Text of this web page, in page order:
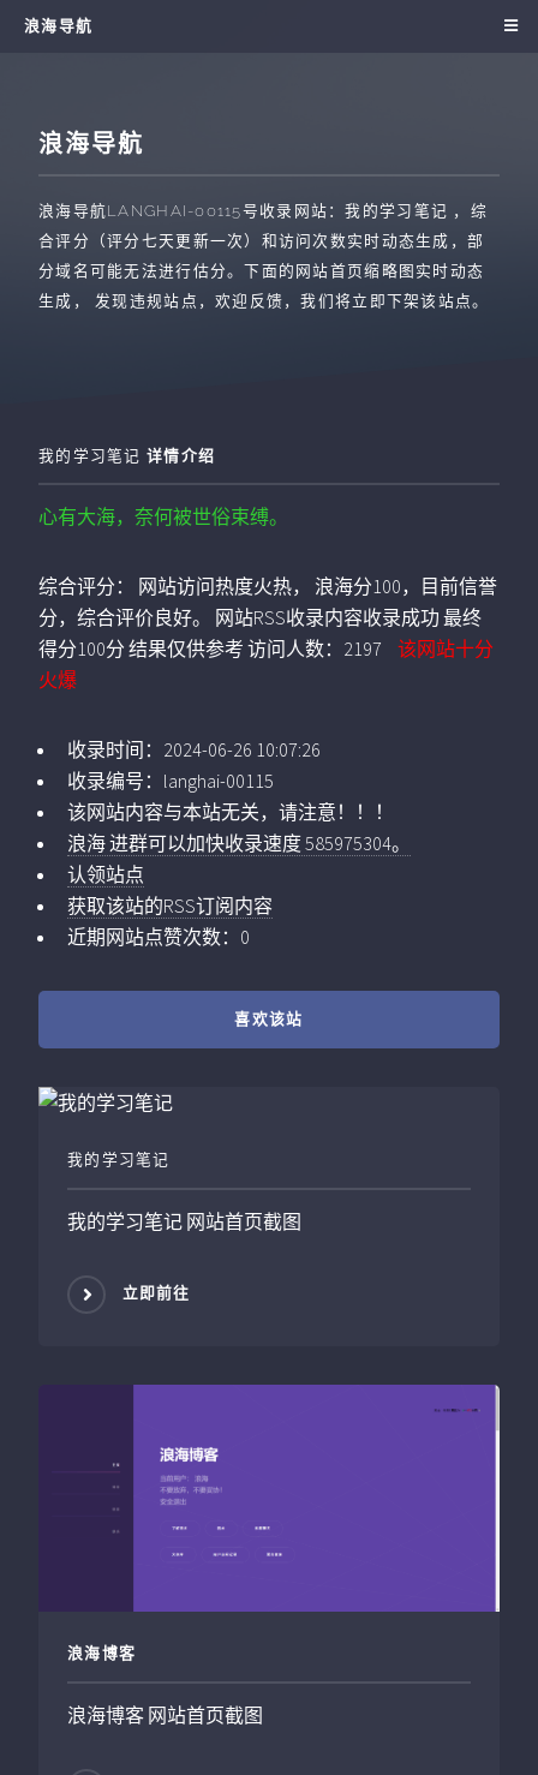
浪海导航
浪海导航
浪海导航LANGHAI-00115号收录网站：我的学习笔记 ，综
合评分（评分七天更新一次）和访问次数实时动态生成，部
分域名可能无法进行估分。下面的网站首页缩略图实时动态
生成， 发现违规站点，欢迎反馈，我们将立即下架该站点。
我的学习笔记 详情介绍
心有大海，奈何被世俗束缚。
综合评分：
网站访问热度火热， 浪海分100，目前信誉
分，综合评价良好。 网站RSS收录内容收录成功 最终
得分100分 结果仅供参考 访问人数： 2197
该网站十分
火爆
收录时间： 2024-06-26 10:07:26
收录编号： langhai-00115
该网站内容与本站无关，请注意！！！
浪海 进群可以加快收录速度 585975304。
认领站点
获取该站的RSS订阅内容
近期网站点赞次数：0
喜欢该站
我的学习笔记
我的学习笔记 网站首页截图
立即前往
浪海博客
浪海博客 网站首页截图